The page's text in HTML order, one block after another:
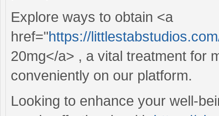
Explore ways to obtain <a
href="https://
20mg</a> , a vital treatment for
conveniently on our platform.
Looking to enhance your well-